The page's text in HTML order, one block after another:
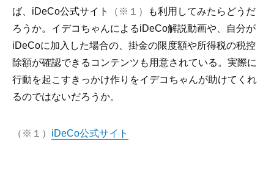
ば、iDeCo公式サイト
（※１）
も利用してみたらどうだ
ろうか。イデコちゃんによるiDeCo解説動画や、自分が
iDeCoに加入した場合の、掛金の限度額や所得税の税控
除額が確認できるコンテンツも用意されている。実際に
行動を起こすきっかけ作りをイデコちゃんが助けてくれ
るのではないだろうか。
（※１） iDeCo公式サイト